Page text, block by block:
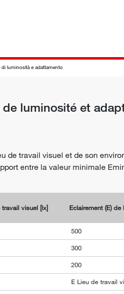
di luminosità e adattamento
de luminosité et
de travail visuel et de son
entre la valeur minimale
travail visuel [lx] Eclairement (E)
500
300
200
E Lieu de travail